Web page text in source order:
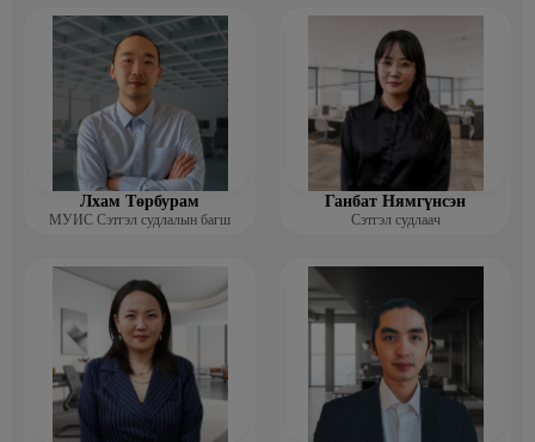
Лхам Төрбурам
МУИС Сэтгэл судлалын багш
Ганбат Нямгүнсэн
Сэтгэл судлаач